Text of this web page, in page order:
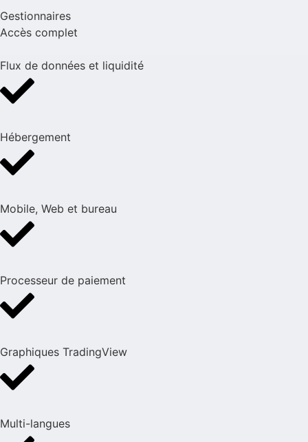
Gestionnaires
Accès complet
Flux de données et liquidité
Hébergement
Mobile, Web et bureau
Processeur de paiement
Graphiques TradingView
Multi-langues